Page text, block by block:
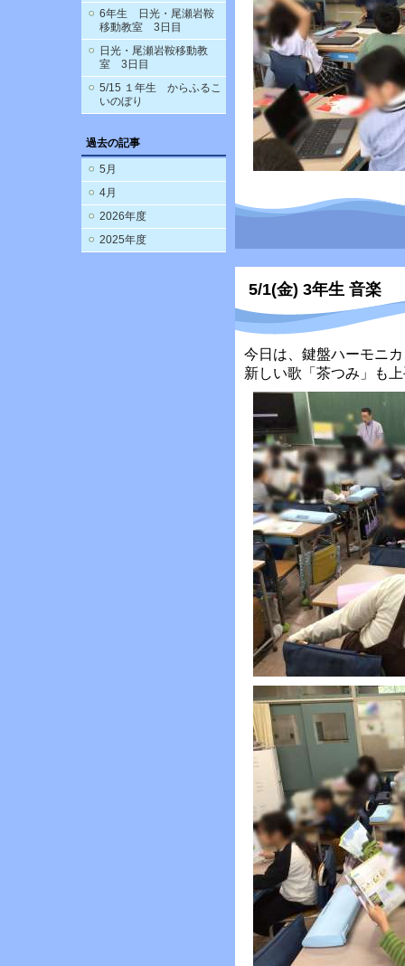
6年生 日光・尾瀬岩鞍
移動教室 3日目
日光・尾瀬岩鞍移動教
室 3日目
5/15 １年生 からふるこ
いのぼり
過去の記事
5月
4月
2026年度
2025年度
5/1(金) 3年生 音楽
今日は、鍵盤ハーモニ
新しい歌「茶つみ」も